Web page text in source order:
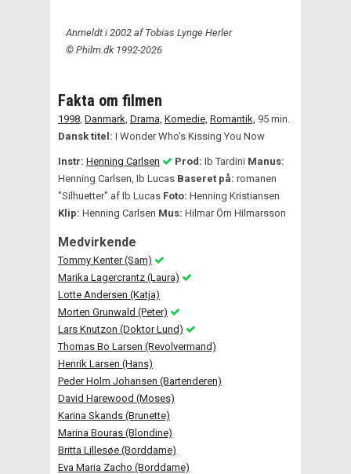
Anmeldt i 2002 af Tobias Lynge Herler
© Philm.dk 1992-2026
Fakta om filmen
1998 Danmark, Drama, Komedie, Romantik, 95 min.
Dansk titel: I Wonder Who's Kissing You Now
Instr: Henning Carlsen Prod: Ib Tardini Manus:
Henning Carlsen, Ib Lucas Baseret på: romanen
"Silhuetter" af Ib Lucas Foto: Henning Kristiansen
Klip: Henning Carlsen Mus: Hilmar Örn Hilmarsson
Medvirkende
Tommy Kenter (Sam)
Marika Lagercrantz (Laura)
Lotte Andersen (Katja)
Morten Grunwald (Peter)
Lars Knutzon (Doktor Lund)
Thomas Bo Larsen (Revolvermand)
Henrik Larsen (Hans)
Peder Holm Johansen (Bartenderen)
David Harewood (Moses)
Karina Skands (Brunette)
Marina Bouras (Blondine)
Britta Lillesøe (Borddame)
Eva Maria Zacho (Borddame)